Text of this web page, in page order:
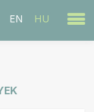
EN HU